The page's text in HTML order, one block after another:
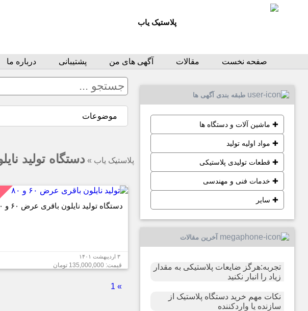
پلاستیک یاب
صفحه نخست مقالات آگهی های من پشتیبانی درباره ما
موضوعات
پلاستیک یاب » دستگاه تولید
دستگاه تولید نایلون باقری عرض ۶۰ و ۸۰
۳ اردیبهشت ۱۴۰۱
قیمت: 135,000,000 تومان
»
1
طبقه بندی آگهی ها
✚ماشین آلات و دستگاه ها
✚مواد اولیه تولید
✚قطعات تولیدی پلاستیکی
✚خدمات فنی و مهندسی
✚سایر
آخرین مقالات
تجربه:هرگز ضایعات پلاستیکی به مقدار
زیاد را انبار نکنید
نکات مهم خرید دستگاه پلاستیک از
سازنده یا واردکننده